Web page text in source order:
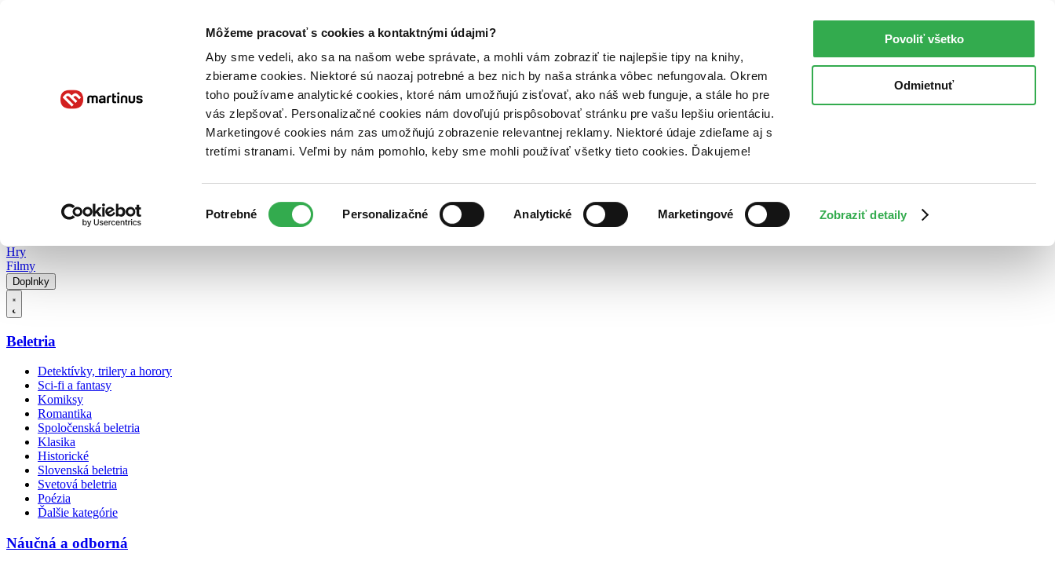
Môžeme pracovať s cookies a kontaktnými údajmi?
Aby sme vedeli, ako sa na našom webe správate, a mohli vám zobraziť tie najlepšie tipy na knihy,
zbierame cookies. Niektoré sú naozaj potrebné a bez nich by naša stránka vôbec nefungovala. Okrem
toho používame analytické cookies, ktoré nám umožňujú zisťovať, ako náš web funguje, a stále ho pre
vás zlepšovať. Personalizačné cookies nám dovoľujú prispôsobovať stránku pre vašu lepšiu orientáciu.
Marketingové cookies nám zas umožňujú zobrazenie relevantnej reklamy. Niektoré údaje zdieľame aj s
tretími stranami. Veľmi by nám pomohlo, keby sme mohli používať všetky tieto cookies. Ďakujeme!
súhlasu
Potrebné Personalizačné Analytické Marketingové Zobraziť detaily
Povoliť všetko
Odmietnuť
Poukážky Kontakt
Hry
Filmy
Doplnky
Beletria
Detektívky, trilery a horory
Sci-fi a fantasy
Komiksy
Romantika
Spoločenská beletria
Klasika
Historické
Slovenská beletria
Svetová beletria
Poézia
Ďalšie kategórie
Náučná a odborná